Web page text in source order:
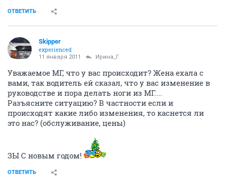
ОТВЕТИТЬ
Skipper
experienced
11 января 2011 Ирина_Г
Уважаемое МГ, что у вас происходит? Жена ехала с
вами, так водитель ей сказал, что у вас изменение в
руководстве и пора делать ноги из МГ....
Разъясните ситуацию? В частности если и
происходят какие либо изменения, то каснется ли
это нас? (обслуживание, цены)
ЗЫ С новым годом!
ОТВЕТИТЬ